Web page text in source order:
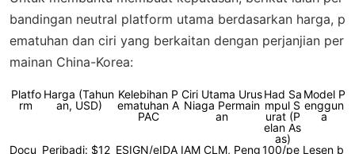
bandingan neutral platform utama berdasarkan harga, p
ematuhan dan ciri yang berkaitan dengan perjanjian per
mainan China-Korea:
Platfo
rm
Harga (Tahun
an, USD)
Kelebihan P
ematuhan A
PAC
Ciri Utama Urus
Niaga Permain
an
Had Sa
mpul S
urat (P
elan As
as)
Model P
enggun
a
Docu Peribadi: $12 ESIGN/eIDA IAM CLM, Peng100/pe Lesen b